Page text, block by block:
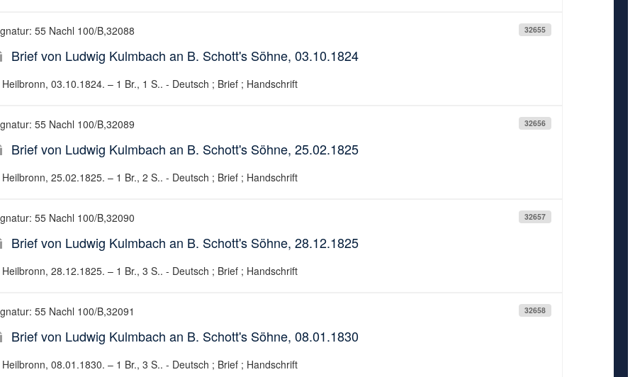
32655
55 Nachl 100/B,32088
Brief von Ludwig Kulmbach an B. Schott's Söhne, 03.10.1824
Heilbronn, 03.10.1824. – 1 Br., 1 S.. - Deutsch ; Brief ; Handschrift
32656
55 Nachl 100/B,32089
Brief von Ludwig Kulmbach an B. Schott's Söhne, 25.02.1825
Heilbronn, 25.02.1825. – 1 Br., 2 S.. - Deutsch ; Brief ; Handschrift
32657
55 Nachl 100/B,32090
Brief von Ludwig Kulmbach an B. Schott's Söhne, 28.12.1825
Heilbronn, 28.12.1825. – 1 Br., 3 S.. - Deutsch ; Brief ; Handschrift
32658
55 Nachl 100/B,32091
Brief von Ludwig Kulmbach an B. Schott's Söhne, 08.01.1830
Heilbronn, 08.01.1830. – 1 Br., 3 S.. - Deutsch ; Brief ; Handschrift